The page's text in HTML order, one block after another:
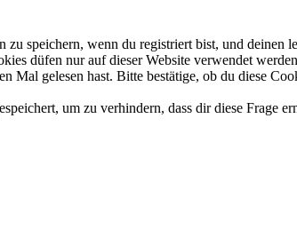
speichern, wenn du registriert bist, und
düfen nur auf dieser Website verwendet
Mal gelesen hast. Bitte bestätige, ob du diese
um zu verhindern, dass dir diese Frage